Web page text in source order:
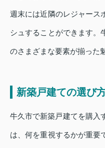
週末には近隣のレジャース
シュすることができます。
のさまざまな要素が揃った
新築戸建ての選び
牛久市で新築戸建てを購入
は、何を重視するかが重要